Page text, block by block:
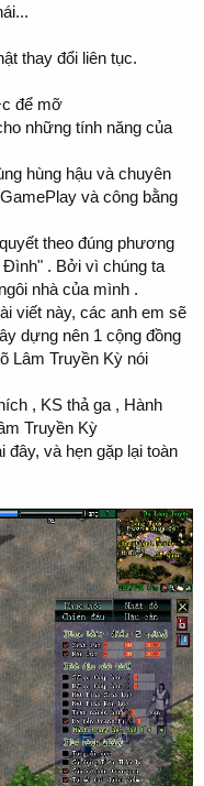
thay đổi liên tục.
để mỡ
những tính năng của
hùng hậu và chuyên
và công bằng
theo đúng phương
Đình" . Bởi vì chúng ta
nhà của mình .
viết này, các anh em sẽ
dựng nên 1 cộng đồng
Lâm Truyền Kỳ nói
, KS thả ga , Hành
Truyền Kỳ
đây, và hẹn gặp lại toàn